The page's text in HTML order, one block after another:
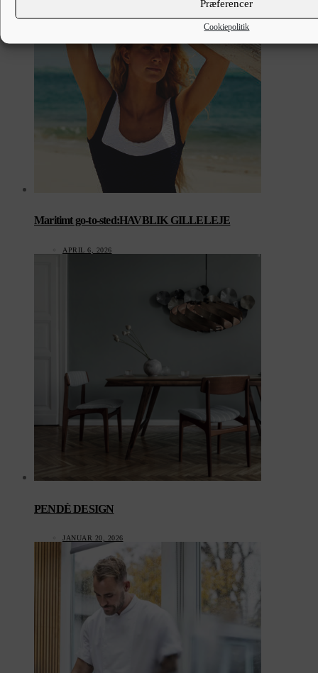
Præferencer
Cookiepolitik
Maritimt go-to-sted:HAVBLIK GILLELEJE
APRIL 6, 2026
PENDÈ DESIGN
JANUAR 20, 2026